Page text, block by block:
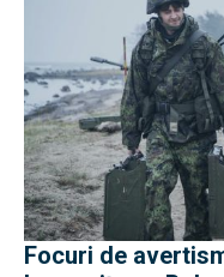
Focuri de